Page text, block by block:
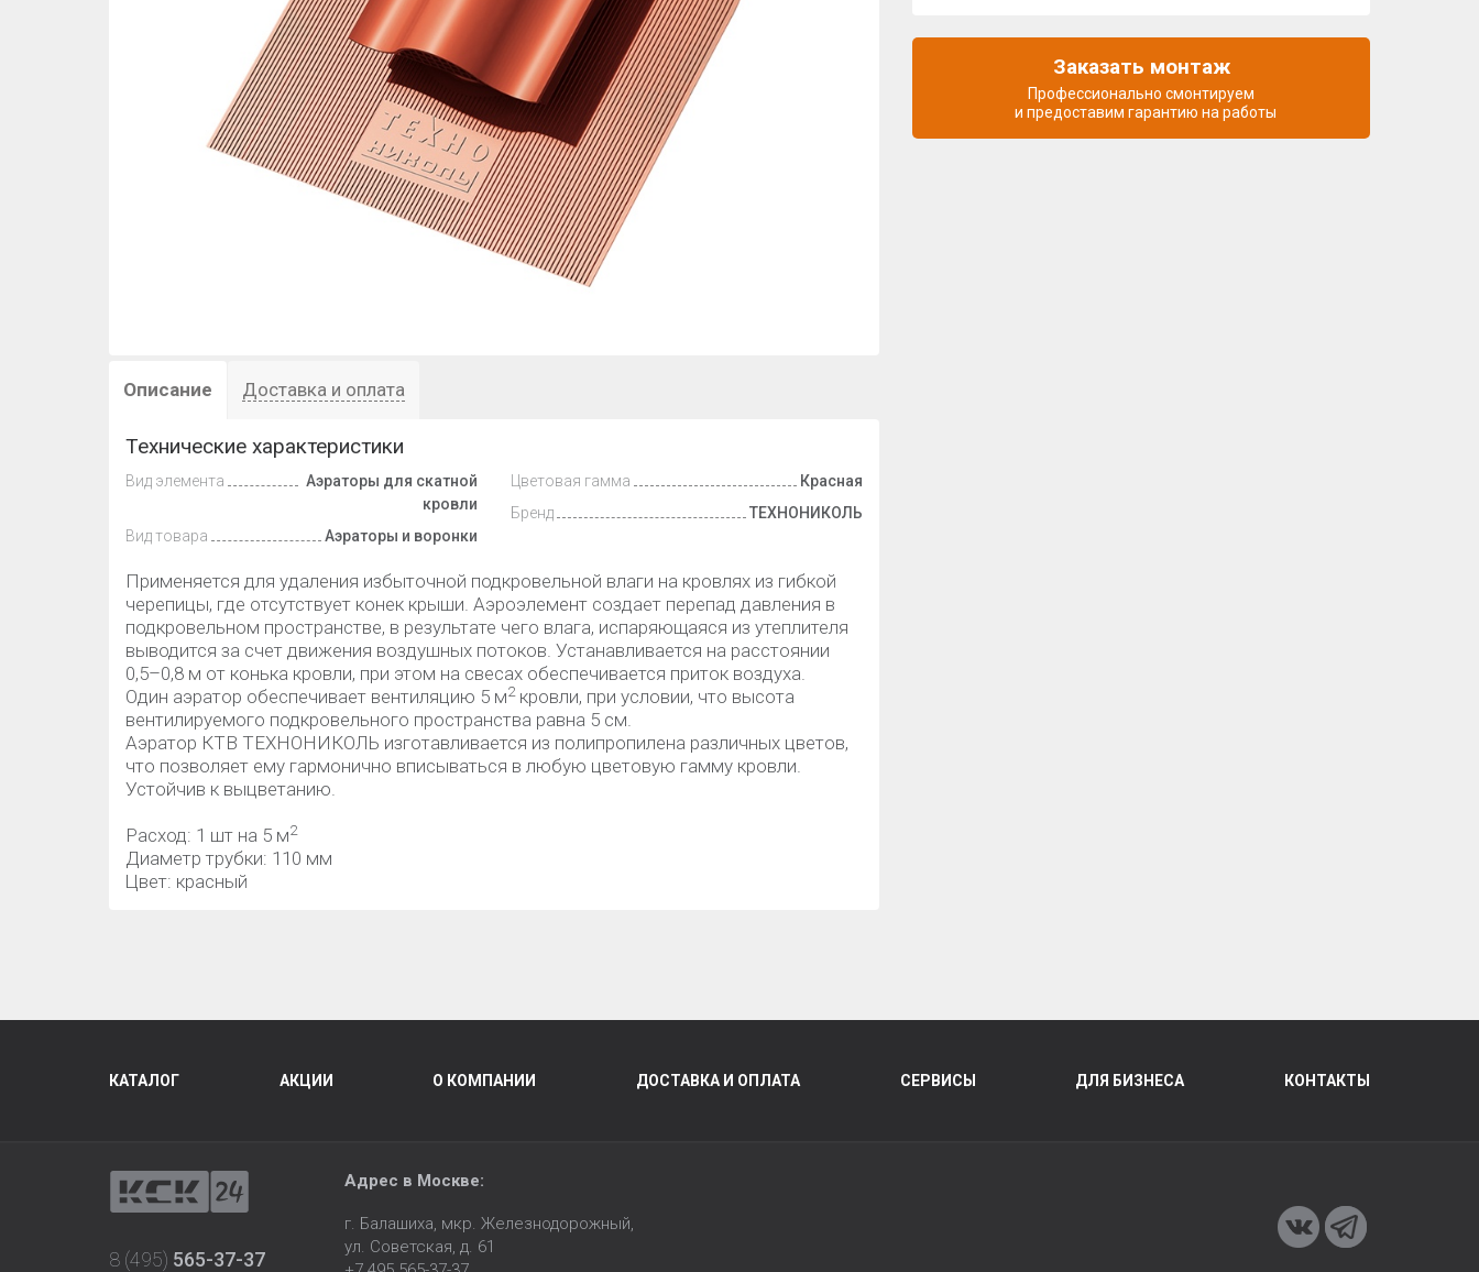
Описание Доставка и оплата
Технические характеристики
Вид элемента
Аэраторы для скатной
кровли
Вид товара
Аэраторы и воронки
Цветовая гамма
Красная
Бренд
ТЕХНОНИКОЛЬ
Применяется для удаления избыточной подкровельной влаги на кровлях из гибкой
черепицы, где отсутствует конек крыши. Аэроэлемент создает перепад давления в
подкровельном пространстве, в результате чего влага, испаряющаяся из утеплителя
выводится за счет движения воздушных потоков. Устанавливается на расстоянии
0,5–0,8 м от конька кровли, при этом на свесах обеспечивается приток воздуха.
Один аэратор обеспечивает вентиляцию 5 м2кровли, при условии, что высота
вентилируемого подкровельного пространства равна 5 см.
Аэратор КТВ ТЕХНОНИКОЛЬ изготавливается из полипропилена различных цветов,
что позволяет ему гармонично вписываться в любую цветовую гамму кровли.
Устойчив к выцветанию.
Расход: 1 шт на 5 м2
Диаметр трубки: 110 мм
Цвет: красный
Заказать монтаж
Профессионально смонтируем
и предоставим гарантию на работы
КАТАЛОГ АКЦИИ О КОМПАНИИ ДОСТАВКА И ОПЛАТА СЕРВИСЫ ДЛЯ БИЗНЕСА КОНТАКТЫ
8 (495) 565-37-37
Адрес в Москве:
г. Балашиха, мкр. Железнодорожный,
ул. Советская, д. 61